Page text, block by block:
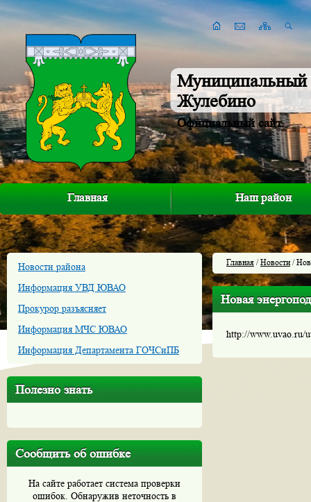
Муниципальный
Жулебино
Официальный сайт
Главная Наш район
Новости района
Информация УВД ЮВАО
Прокурор разъясняет
Информация МЧС ЮВАО
Информация Департамента ГОЧСиПБ
Полезно знать
Сообщить об ошибке
На сайте работает система проверки
ошибок. Обнаружив неточность в
Главная /Новости/
Новая
http://www.uvao.ru/